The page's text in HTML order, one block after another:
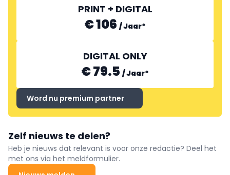
PRINT + DIGITAL
€ 106 /Jaar*
DIGITAL ONLY
€ 79.5 /Jaar*
Word nu premium partner
Zelf nieuws te delen?
Heb je nieuws dat relevant is voor onze redactie? Deel het
met ons via het meldformulier.